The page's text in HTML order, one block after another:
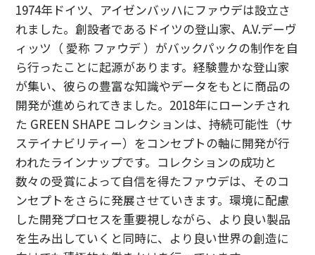
1974年ドイツ、アイゼンバッハにファウデは設立さ
れました。創設者であるドイツの登山家、A.V.デーヴ
ィッツ（ 愛称 ファウデ ）がバックパックの制作を自
ら行ったことに起源があります。経験豊かな登山家
が集い、彼らの豊富な知識やデータをもとに商品の
開発が進められてきました。2018年にローンチされ
た GREEN SHAPE コレクションは、持続可能性（サ
ステイナビリティー）をコンセプトの軸に開発が行
われたラインナップです。コレクションの成功と
数々の受賞によって自信を得たファウデは、そのコ
ンセプトをさらに発展させていきます。環境に配慮
した開発プロセスを重要視しながら、より良い製品
を生み出していくと同時に、より良い世界の創造に